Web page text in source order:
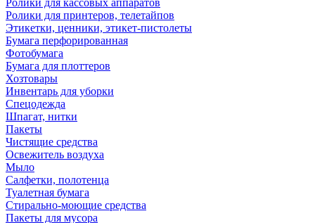
Ролики для кассовых аппаратов
Ролики для принтеров, телетайпов
Этикетки, ценники, этикет-пистолеты
Бумага перфорированная
Фотобумага
Бумага для плоттеров
Хозтовары
Инвентарь для уборки
Спецодежда
Шпагат, нитки
Пакеты
Чистящие средства
Освежитель воздуха
Мыло
Салфетки, полотенца
Туалетная бумага
Стирально-моющие средства
Пакеты для мусора